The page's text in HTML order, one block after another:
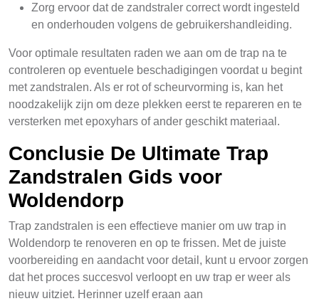
Zorg ervoor dat de zandstraler correct wordt ingesteld
en onderhouden volgens de gebruikershandleiding.
Voor optimale resultaten raden we aan om de trap na te
controleren op eventuele beschadigingen voordat u begint
met zandstralen. Als er rot of scheurvorming is, kan het
noodzakelijk zijn om deze plekken eerst te repareren en te
versterken met epoxyhars of ander geschikt materiaal.
Conclusie De Ultimate Trap
Zandstralen Gids voor
Woldendorp
Trap zandstralen is een effectieve manier om uw trap in
Woldendorp te renoveren en op te frissen. Met de juiste
voorbereiding en aandacht voor detail, kunt u ervoor zorgen
dat het proces succesvol verloopt en uw trap er weer als
nieuw uitziet. Herinner uzelf eraan aan